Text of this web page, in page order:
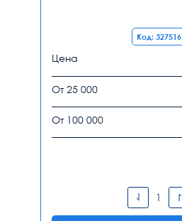
Код: 327516
Цена
От 25 000
От 100 000